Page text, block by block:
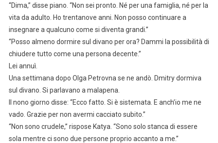
“Dima,” disse piano. “Non sei pronto. Né per una famiglia, né per la
vita da adulto. Ho trentanove anni. Non posso continuare a
insegnare a qualcuno come si diventa grandi.”
“Posso almeno dormire sul divano per ora? Dammi la possibilità di
chiudere tutto come una persona decente.”
Lei annuì.
Una settimana dopo Olga Petrovna se ne andò. Dmitry dormiva
sul divano. Si parlavano a malapena.
Il nono giorno disse: “Ecco fatto. Si è sistemata. E anch’io me ne
vado. Grazie per non avermi cacciato subito.”
“Non sono crudele,” rispose Katya. “Sono solo stanca di essere
sola mentre ci sono due persone proprio accanto a me.”